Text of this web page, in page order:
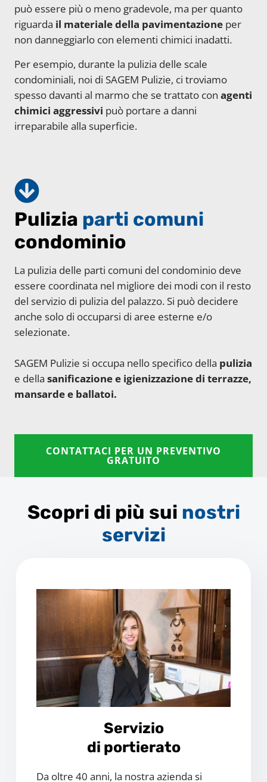
può essere più o meno gradevole, ma per quanto
riguarda il materiale della pavimentazione per
non danneggiarlo con elementi chimici inadatti.
Per esempio, durante la pulizia delle scale
condominiali, noi di SAGEM Pulizie, ci troviamo
spesso davanti al marmo che se trattato con agenti
chimici aggressivi può portare a danni
irreparabile alla superficie.
Pulizia parti comuni
condominio
La pulizia delle parti comuni del condominio deve
essere coordinata nel migliore dei modi con il resto
del servizio di pulizia del palazzo. Si può decidere
anche solo di occuparsi di aree esterne e/o
selezionate.
SAGEM Pulizie si occupa nello specifico della pulizia
e dellasanificazione e igienizzazione di terrazze,
mansarde e ballatoi.
CONTATTACI PER UN PREVENTIVO
GRATUITO
Scopri di più sui nostri
servizi
Servizio
di portierato
Da oltre 40 anni, la nostra azienda si